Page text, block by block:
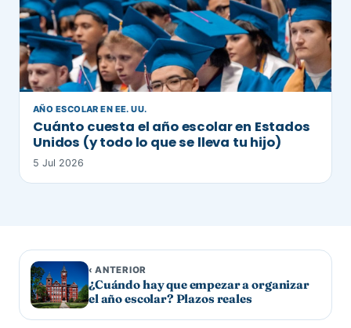
AÑO ESCOLAR EN EE. UU.
Cuánto cuesta el año escolar en Estados
Unidos (y todo lo que se lleva tu hijo)
5 Jul 2026
‹ ANTERIOR
¿Cuándo hay que empezar a organizar
el año escolar? Plazos reales